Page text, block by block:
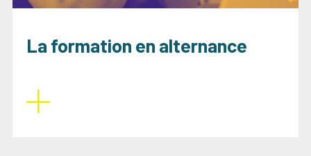
La formation en alternance